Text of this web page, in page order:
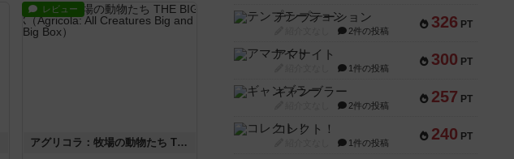
レビュー
アグリコラ：牧場の動物たち THE BIG BOX
326 PT
テンプテーション
2件の投稿
300 PT
アマナイト
1件の投稿
257 PT
ギャンブラー
2件の投稿
240 PT
コレクト！
1件の投稿